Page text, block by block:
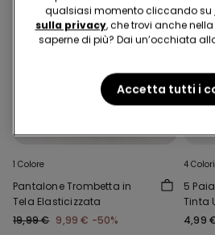
1 Colore
Pantalone Trombetta in
Tela Elasticizzata
19,99 € 9,99 € -50%
4 Colori
5
Tinta
4,99
qualsiasi momento cliccando su
sulla privacy, che trovi anche nella
saperne di più? Dai un’occhiata
Accetta tutti i